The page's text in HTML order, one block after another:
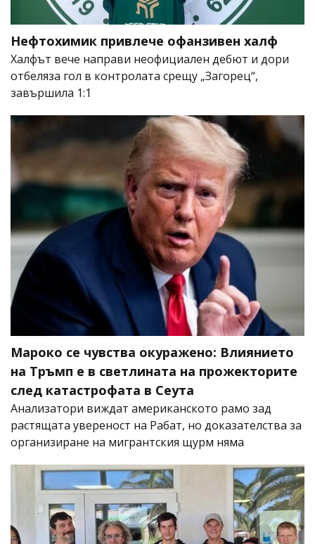
Нефтохимик привлече офанзивен халф
Халфът вече направи неофициален дебют и дори
отбеляза гол в контролата срещу „Загорец“,
завършила 1:1
Мароко се чувства окуражено: Влиянието
на Тръмп е в светлината на прожекторите
след катастрофата в Сеута
Анализатори виждат американското рамо зад
растящата увереност на Рабат, но доказателства за
организиране на мигрантския щурм няма